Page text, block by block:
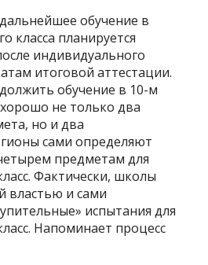
обучение в
класса планируется
индивидуального
итоговой аттестации.
обучение в 10-м
не только два
но и два
сами определяют
предметам для
Фактически, школы
властью и сами
испытания для
Напоминает процесс